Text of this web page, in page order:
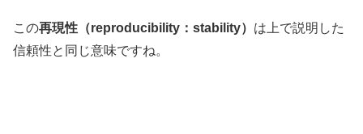
この再現性（reproducibility：stability） は上で説明した
信頼性と同じ意味ですね。